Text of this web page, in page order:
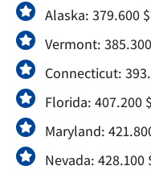
Alaska: 379.600 $
Vermont:
Connecticut:
Florida: 407.200 $
Maryland:
Nevada: 428.100